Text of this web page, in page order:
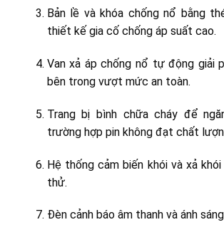
Bản lề và khóa chống nổ bằng
thiết kế gia cố chống áp suất cao.
Van xả áp chống nổ tự động giải
bên trong vượt mức an toàn.
Trang bị bình chữa cháy để
trường hợp pin không đạt chất
Hệ thống cảm biến khói và xả
thử.
Đèn cảnh báo âm thanh và ánh